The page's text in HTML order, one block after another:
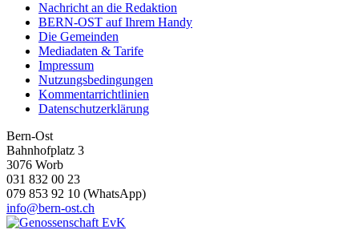
Nachricht an die Redaktion
BERN-OST auf Ihrem Handy
Die Gemeinden
Mediadaten & Tarife
Impressum
Nutzungsbedingungen
Kommentarrichtlinien
Datenschutzerklärung
Bern-Ost
Bahnhofplatz 3
3076 Worb
031 832 00 23
079 853 92 10 (WhatsApp)
info@bern-ost.ch